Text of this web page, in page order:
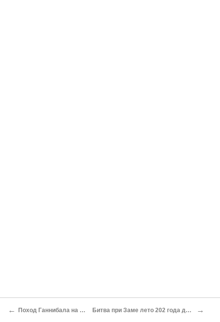
← Поход Ганнибала на Рим Битва при Заме лето 202 года до н. э →